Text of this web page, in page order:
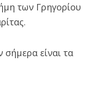
των Γρηγορίου
είναι τα